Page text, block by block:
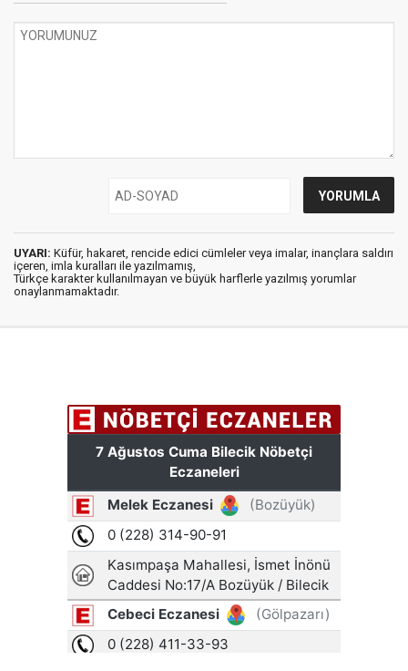
UYARI: Küfür, hakaret, rencide edici cümleler veya imalar, inançlara saldırı
içeren, imla kuralları ile yazılmamış,
Türkçe karakter kullanılmayan ve büyük harflerle yazılmış yorumlar
onaylanmamaktadır.